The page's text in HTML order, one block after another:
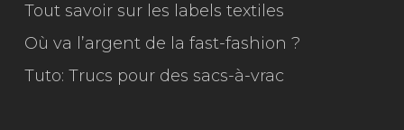
Tout savoir sur les labels textiles
Où va l’argent de la fast-fashion ?
Tuto: Trucs pour des sacs-à-vrac